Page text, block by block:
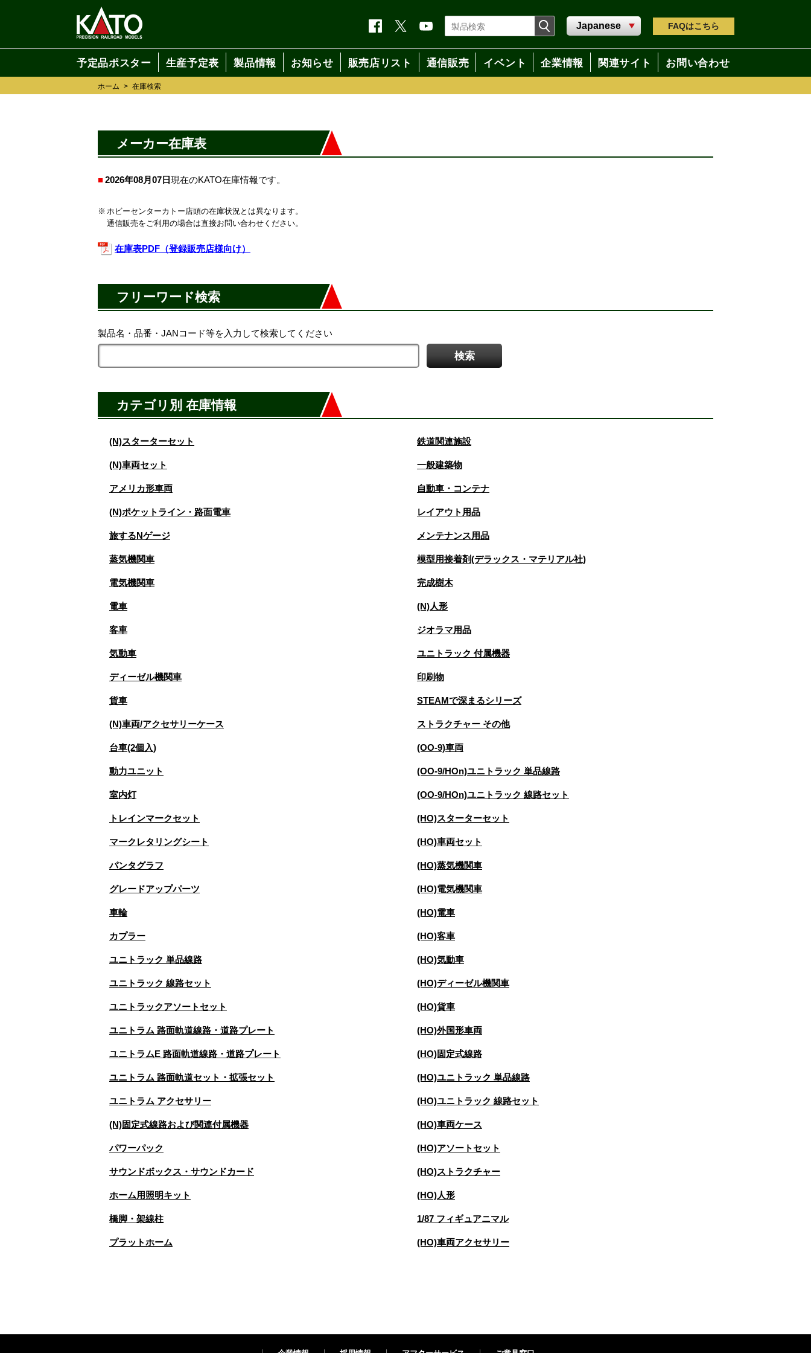
FAQはこちら
予定品ポスター 生産予定表 製品情報 お知らせ 販売店リスト 通信販売 イベント 企業情報 関連サイト お問い合わせ
ホーム > 在庫検索
メーカー在庫表
2026年08月07日現在のKATO在庫情報です。
ホビーセンターカトー店頭の在庫状況とは異なります。
通信販売をご利用の場合は直接お問い合わせください。
在庫表PDF（登録販売店様向け）
フリーワード検索
製品名・品番・JANコード等を入力して検索してください
カテゴリ別 在庫情報
(N)スターターセット
(N)車両セット
アメリカ形車両
(N)ポケットライン・路面電車
旅するNゲージ
蒸気機関車
電気機関車
電車
客車
気動車
ディーゼル機関車
貨車
(N)車両/アクセサリーケース
台車(2個入)
動力ユニット
室内灯
トレインマークセット
マークレタリングシート
パンタグラフ
グレードアップパーツ
車輪
カプラー
ユニトラック 単品線路
ユニトラック 線路セット
ユニトラックアソートセット
ユニトラム 路面軌道線路・道路プレート
ユニトラムE 路面軌道線路・道路プレート
ユニトラム 路面軌道セット・拡張セット
ユニトラム アクセサリー
(N)固定式線路および関連付属機器
パワーパック
サウンドボックス・サウンドカード
ホーム用照明キット
橋脚・架線柱
プラットホーム
鉄道関連施設
一般建築物
自動車・コンテナ
レイアウト用品
メンテナンス用品
模型用接着剤(デラックス・マテリアル社)
完成樹木
(N)人形
ジオラマ用品
ユニトラック 付属機器
印刷物
STEAMで深まるシリーズ
ストラクチャー その他
(OO-9)車両
(OO-9/HOn)ユニトラック 単品線路
(OO-9/HOn)ユニトラック 線路セット
(HO)スターターセット
(HO)車両セット
(HO)蒸気機関車
(HO)電気機関車
(HO)電車
(HO)客車
(HO)気動車
(HO)ディーゼル機関車
(HO)貨車
(HO)外国形車両
(HO)固定式線路
(HO)ユニトラック 単品線路
(HO)ユニトラック 線路セット
(HO)車両ケース
(HO)アソートセット
(HO)ストラクチャー
(HO)人形
1/87 フィギュアニマル
(HO)車両アクセサリー